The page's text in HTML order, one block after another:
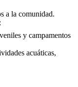
a la comunidad.
y campamentos
acuáticas,